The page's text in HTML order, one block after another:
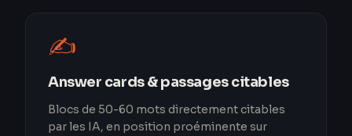
✍️
Answer cards & passages citables
Blocs de 50-60 mots directement citables
par les IA, en position proéminente sur